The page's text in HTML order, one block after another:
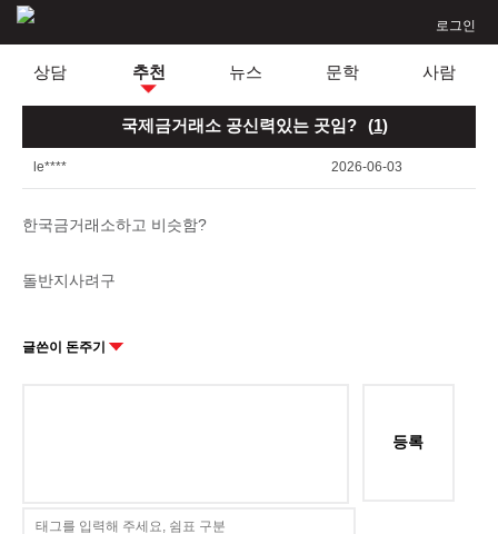
로그인
상담 추천 뉴스 문학 사람
국제금거래소 공신력있는 곳임? (1)
le**** 2026-06-03
한국금거래소하고 비슷함?
돌반지사려구
글쓴이 돈주기
등록